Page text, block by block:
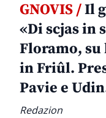
GNOVIS /Il
«Di scjas in
Floramo,
in Friûl.
Pavie e
Redazion